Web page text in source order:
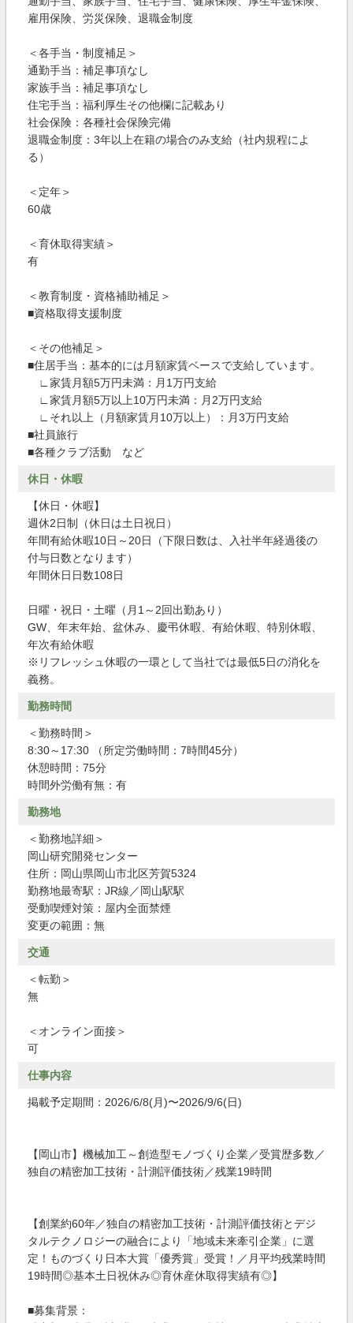
雇用保険、労災保険、退職金制度
＜各手当・制度補足＞
通勤手当：補足事項なし
家族手当：補足事項なし
住宅手当：福利厚生その他欄に記載あり
社会保険：各種社会保険完備
退職金制度：3年以上在籍の場合のみ支給（社内規程によ
る）
＜定年＞
60歳
＜育休取得実績＞
有
＜教育制度・資格補助補足＞
■資格取得支援制度
＜その他補足＞
■住居手当：基本的には月額家賃ベースで支給しています。
∟家賃月額5万円未満：月1万円支給
∟家賃月額5万以上10万円未満：月2万円支給
∟それ以上（月額家賃月10万以上）：月3万円支給
■社員旅行
■各種クラブ活動 など
休日・休暇
【休日・休暇】
週休2日制（休日は土日祝日）
年間有給休暇10日～20日（下限日数は、入社半年経過後の
付与日数となります）
年間休日日数108日
日曜・祝日・土曜（月1～2回出勤あり）
GW、年末年始、盆休み、慶弔休暇、有給休暇、特別休暇、
年次有給休暇
※リフレッシュ休暇の一環として当社では最低5日の消化を
義務。
勤務時間
＜勤務時間＞
8:30～17:30 （所定労働時間：7時間45分）
休憩時間：75分
時間外労働有無：有
勤務地
＜勤務地詳細＞
岡山研究開発センター
住所：岡山県岡山市北区芳賀5324
勤務地最寄駅：JR線／岡山駅駅
受動喫煙対策：屋内全面禁煙
変更の範囲：無
交通
＜転勤＞
無
＜オンライン面接＞
可
仕事内容
掲載予定期間：2026/6/8(月)〜2026/9/6(日)
【岡山市】機械加工～創造型モノづくり企業／受賞歴多数／
独自の精密加工技術・計測評価技術／残業19時間
【創業約60年／独自の精密加工技術・計測評価技術とデジ
タルテクノロジーの融合により「地域未来牽引企業」に選
定！ものづくり日本大賞「優秀賞」受賞！／月平均残業時間
19時間◎基本土日祝休み◎育休産休取得実績有◎】
■募集背景：